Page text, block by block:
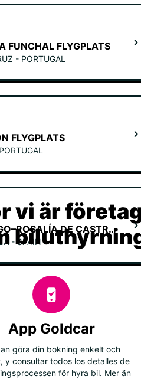
FUNCHAL FLYGPLATS
- PORTUGAL
FLYGPLATS
SANTIAGO–ROSALÍA DE CASTRO AIRPORT
- SPAIN
vi är
App Goldcar
göra din bokning enkelt och
y consultar todos los detalles de
för hyra bil. Mer än